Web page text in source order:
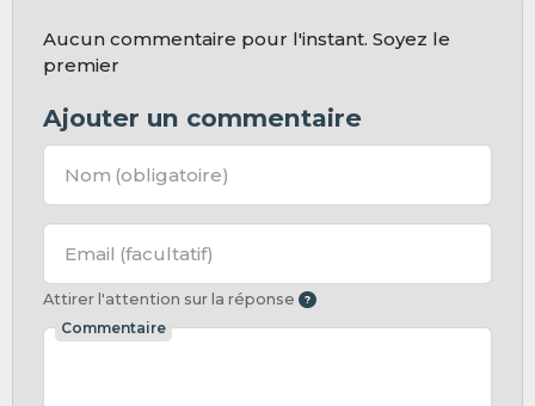
Aucun commentaire pour l'instant. Soyez le
premier
Ajouter un commentaire
Nom (obligatoire)
Email (facultatif)
Attirer l'attention sur la réponse
Commentaire